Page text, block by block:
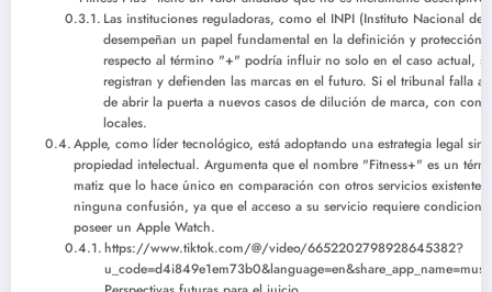
Las instituciones reguladoras, como el INPI (Instituto Nacional
desempeñan un papel fundamental en la definición y protección
respecto al término "+" podría influir no solo en el caso actual,
registran y defienden las marcas en el futuro. Si el tribunal falla
de abrir la puerta a nuevos casos de dilución de marca, con
locales.
Apple, como líder tecnológico, está adoptando una estrategia legal
propiedad intelectual. Argumenta que el nombre "Fitness+" es un
matiz que lo hace único en comparación con otros servicios
ninguna confusión, ya que el acceso a su servicio requiere
poseer un Apple Watch.
https://www.tiktok.com/@/video/6652202798928645382?